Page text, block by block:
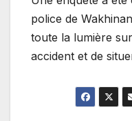
police de
toute la lumière
accident et de